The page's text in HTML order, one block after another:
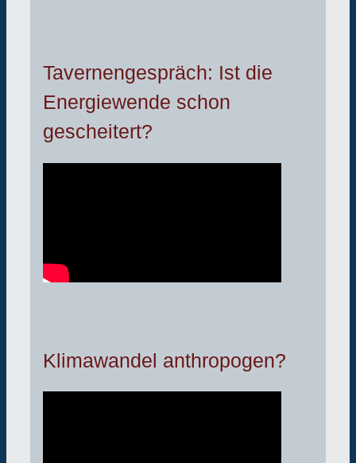
Tavernengespräch: Ist die
Energiewende schon
gescheitert?
Klimawandel anthropogen?